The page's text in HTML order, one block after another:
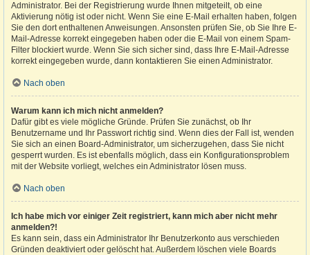
Administrator. Bei der Registrierung wurde Ihnen mitgeteilt, ob eine
Aktivierung nötig ist oder nicht. Wenn Sie eine E-Mail erhalten haben, folgen
Sie den dort enthaltenen Anweisungen. Ansonsten prüfen Sie, ob Sie Ihre E-
Mail-Adresse korrekt eingegeben haben oder die E-Mail von einem Spam-
Filter blockiert wurde. Wenn Sie sich sicher sind, dass Ihre E-Mail-Adresse
korrekt eingegeben wurde, dann kontaktieren Sie einen Administrator.
Nach oben
Warum kann ich mich nicht anmelden?
Dafür gibt es viele mögliche Gründe. Prüfen Sie zunächst, ob Ihr
Benutzername und Ihr Passwort richtig sind. Wenn dies der Fall ist, wenden
Sie sich an einen Board-Administrator, um sicherzugehen, dass Sie nicht
gesperrt wurden. Es ist ebenfalls möglich, dass ein Konfigurationsproblem
mit der Website vorliegt, welches ein Administrator lösen muss.
Nach oben
Ich habe mich vor einiger Zeit registriert, kann mich aber nicht mehr
anmelden?!
Es kann sein, dass ein Administrator Ihr Benutzerkonto aus verschieden
Gründen deaktiviert oder gelöscht hat. Außerdem löschen viele Boards